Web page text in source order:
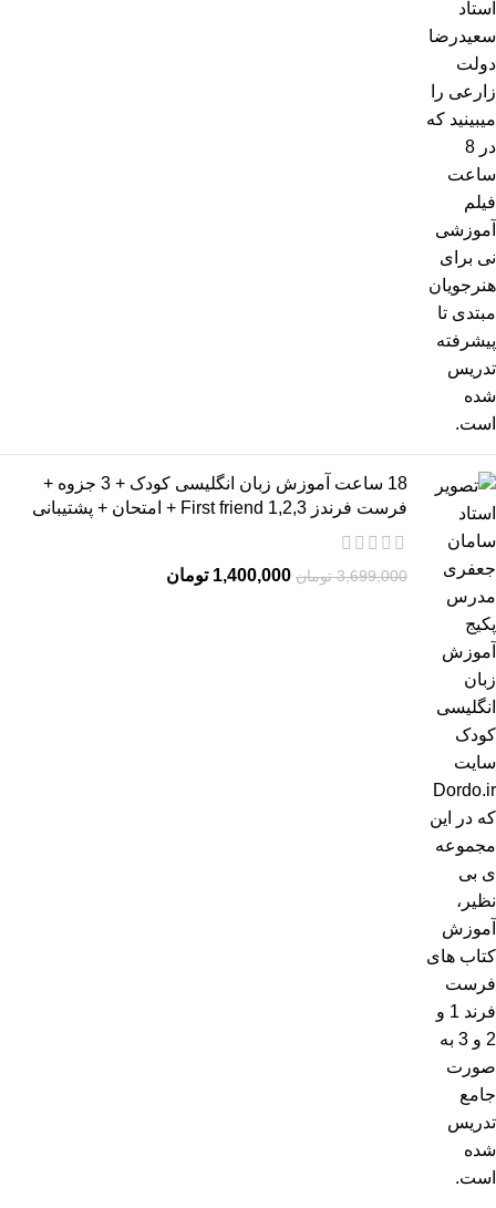
18 ساعت آموزش زبان انگلیسی کودک + 3 جزوه +
فرست فرندز 2,3,First friend 1 + امتحان + پشتیبانی
3,699,000 تومان 1,400,000 تومان